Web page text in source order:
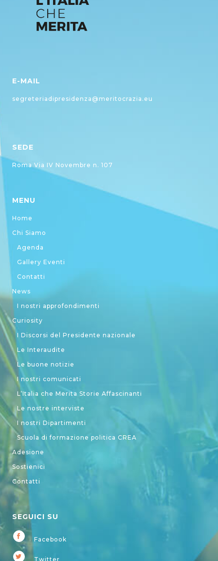
E-MAIL
segreteriadipresidenza@meritocrazia.eu
SEDE
Roma Via IV Novembre n. 107
MENU
Home
Chi Siamo
Agenda
Gallery Eventi
Contatti
News
I nostri approfondimenti
Curiosity
I Discorsi del Presidente nazionale
Le Interaudite
Le buone notizie
I nostri comunicati
L’Italia che Merita Storie Affascinanti
Le nostre interviste
I nostri Dipartimenti
Scuola di formazione politica CREA
Adesione
Sostienici
Contatti
SEGUICI SU
Facebook
Twitter